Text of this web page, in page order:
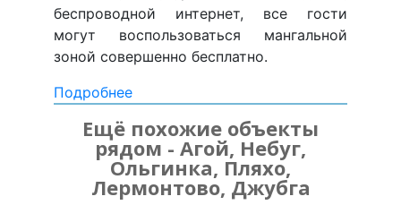
беспроводной интернет, все гости
могут воспользоваться мангальной
зоной совершенно бесплатно.
Подробнее
Ещё похожие объекты
рядом - Агой, Небуг,
Ольгинка, Пляхо,
Лермонтово, Джубга